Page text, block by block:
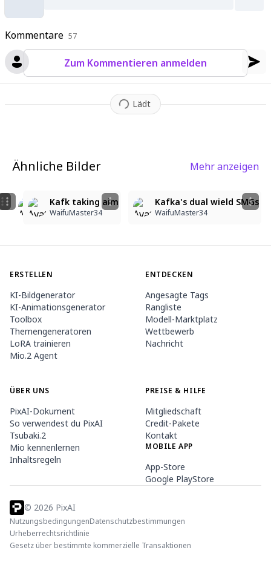
Kommentare 57
Zum Kommentieren anmelden
Lädt
e of glass. Soft painterly anime style with visible brush texture
s, layered color blocks
warm golden highlights from strong incoming light, loose sket
ch-like linework, sharp focus, beautiful detailed eyes.
Ähnliche Bilder Mehr anzeigen
Kafka's dual wielding
WaifuMaster34
Kafka's dual wield
WaifuMaster34
Kafk taking aim
WaifuMaster34
Kafka's dual wield SMGs
WaifuMaster34
ERSTELLEN
KI-Bildgenerator
KI-Animationsgenerator
Toolbox
Themengeneratoren
LoRA trainieren
Mio.2 Agent
ENTDECKEN
Angesagte Tags
Rangliste
Modell-Marktplatz
Wettbewerb
Nachricht
ÜBER UNS
PixAI-Dokument
So verwendest du PixAI
Tsubaki.2
Mio kennenlernen
Inhaltsregeln
PREISE & HILFE
Mitgliedschaft
Credit-Pakete
Kontakt
MOBILE APP
App-Store
Google PlayStore
© 2026 PixAI
NutzungsbedingungenDatenschutzbestimmungen
Urheberrechtsrichtlinie
Gesetz über bestimmte kommerzielle Transaktionen